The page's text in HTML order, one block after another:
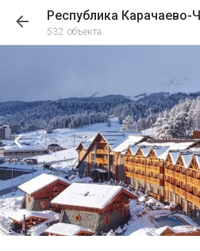
Республика Карачаево-
532 объекта